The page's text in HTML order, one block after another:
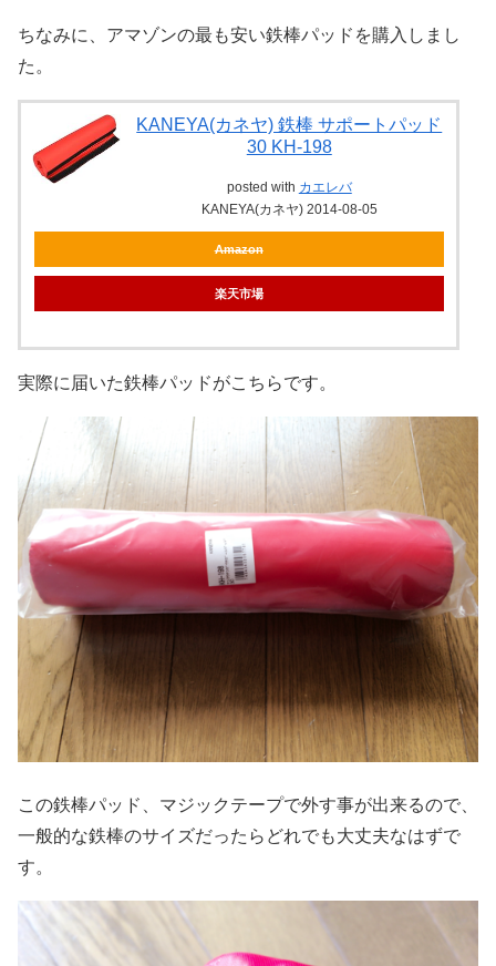
ちなみに、アマゾンの最も安い鉄棒パッドを購入しまし
た。
KANEYA(カネヤ) 鉄棒 サポートパッド
30 KH-198
posted with カエレバ
KANEYA(カネヤ) 2014-08-05
Amazon
楽天市場
実際に届いた鉄棒パッドがこちらです。
この鉄棒パッド、マジックテープで外す事が出来るので、
一般的な鉄棒のサイズだったらどれでも大丈夫なはずで
す。